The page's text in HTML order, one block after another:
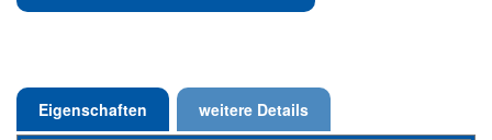
Eigenschaften weitere Details